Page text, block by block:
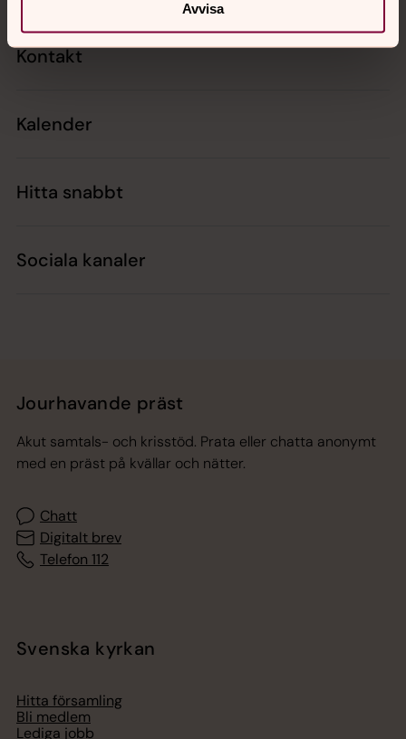
Avvisa
Kontakt
Kalender
Hitta snabbt
Sociala kanaler
Jourhavande präst
Akut samtals- och krisstöd. Prata eller chatta anonymt
med en präst på kvällar och nätter.
Chatt
Digitalt brev
Telefon 112
Svenska kyrkan
Hitta församling
Bli medlem
Lediga jobb